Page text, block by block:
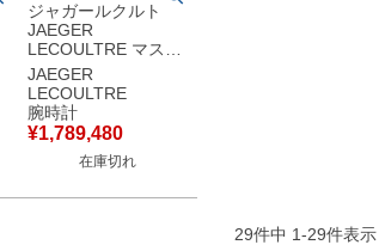
ジャガールクルト
JAEGER
LECOULTRE マスタ
ー コントロール クロ
ノグラフ カレンダー
Q4138420
830.8.C9.S スモセコ
メンズ 腕時計自動巻
き シルバー 【中古】
JAEGER
LECOULTRE
腕時計
¥1,789,480
在庫切れ
29件中 1-29件表示